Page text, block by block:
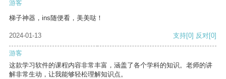
游客
梯子神器，ins随便看，美美哒！
2024-01-13 支持[0] 反对[0]
游客
这款学习软件的课程内容非常丰富，涵盖了各个学科的知识。老师的讲
解非常生动，让我能够轻松理解知识点。